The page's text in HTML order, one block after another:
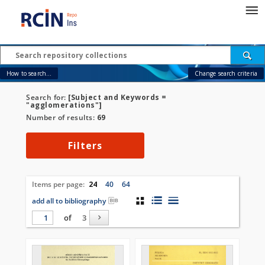
How to search... Change search criteria
Search for: [Subject and Keywords =
"agglomerations"]
Number of results: 69
Filters
Items per page: 24 40
64
add all to bibliography
of
3